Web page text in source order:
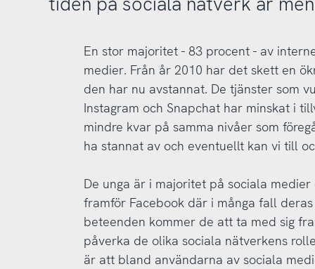
En stor majoritet - 83 procent - av
medier. Från år 2010 har det skett en
den har nu avstannat. De tjänster som
Instagram och Snapchat har minskat i
mindre kvar på samma nivåer som
ha stannat av och eventuellt kan vi till
De unga är i majoritet på sociala
framför Facebook där i många fall
beteenden kommer de att ta med sig
påverka de olika sociala nätverkens
är att bland användarna av sociala